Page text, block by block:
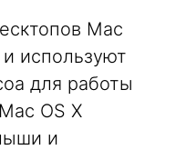
Mac
используют
для работы
OS X
и